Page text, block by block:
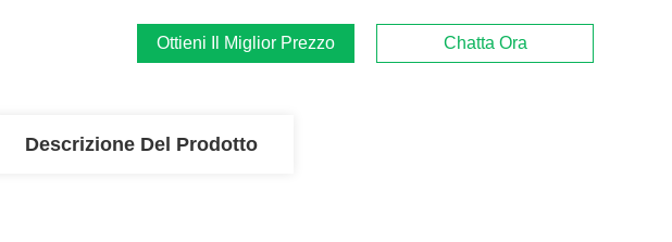
Ottieni Il Miglior Prezzo Chatta Ora
Descrizione Del Prodotto